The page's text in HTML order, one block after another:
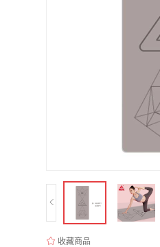
收藏商品